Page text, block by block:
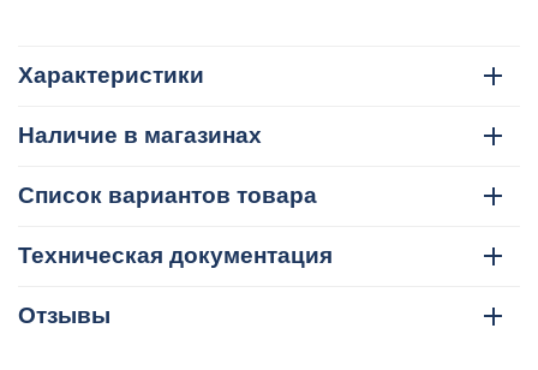
Характеристики
Наличие в магазинах
Список вариантов товара
Техническая документация
Отзывы